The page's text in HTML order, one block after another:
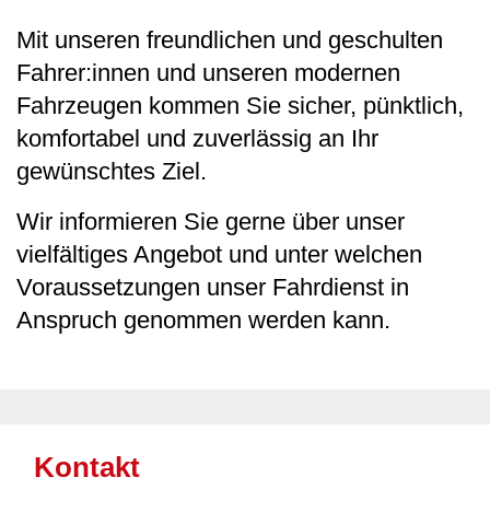
Mit unseren freundlichen und geschulten
Fahrer:innen und unseren modernen
Fahrzeugen kommen Sie sicher, pünktlich,
komfortabel und zuverlässig an Ihr
gewünschtes Ziel.
Wir informieren Sie gerne über unser
vielfältiges Angebot und unter welchen
Voraussetzungen unser Fahrdienst in
Anspruch genommen werden kann.
Kontakt